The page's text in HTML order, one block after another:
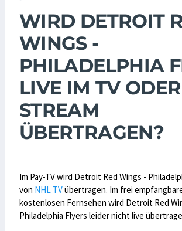
WIRD DETROIT
WINGS -
PHILADELPHIA
LIVE IM TV ODER
STREAM
ÜBERTRAGEN?
Im Pay-TV wird Detroit Red Wings -
von NHL TVübertragen. Im frei
kostenlosen Fernsehen wird Detroit Red
Philadelphia Flyers leider nicht live